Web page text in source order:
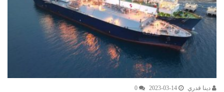
دينا قدري 2023-03-14
0